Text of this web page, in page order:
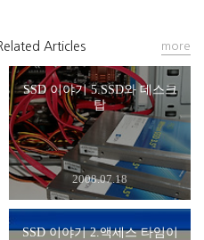
Articles
SSD 이야기 5.SSD와 데스크
탑
2008.07.18
SSD 이야기 2.액세스 타임이
more